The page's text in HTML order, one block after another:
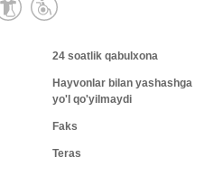
24 soatlik qabulxona
Hayvonlar bilan yashashga
yo'l qo'yilmaydi
Faks
Teras